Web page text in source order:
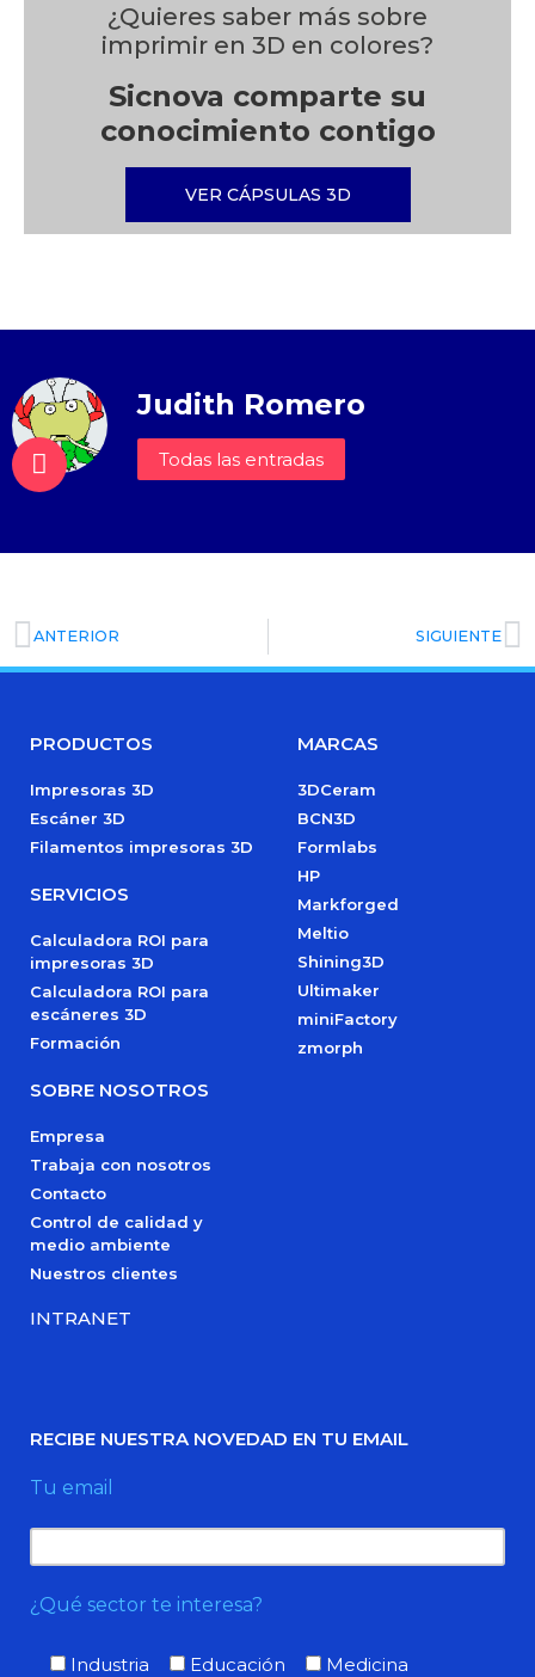
¿Quieres saber más sobre
imprimir en 3D en colores?
Sicnova comparte su
conocimiento contigo
VER CÁPSULAS 3D
Judith Romero
Todas las entradas
ANTERIOR SIGUIENTE
PRODUCTOS
Impresoras 3D
Escáner 3D
Filamentos impresoras 3D
SERVICIOS
Calculadora ROI para
impresoras 3D
Calculadora ROI para
escáneres 3D
Formación
SOBRE NOSOTROS
Empresa
Trabaja con nosotros
Contacto
Control de calidad y
medio ambiente
Nuestros clientes
INTRANET
MARCAS
3DCeram
BCN3D
Formlabs
HP
Markforged
Meltio
Shining3D
Ultimaker
miniFactory
zmorph
RECIBE NUESTRA NOVEDAD EN TU EMAIL
Tu email
¿Qué sector te interesa?
Industria Educación Medicina